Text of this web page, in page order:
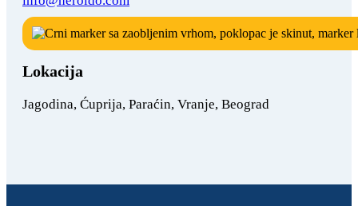
Lokacija
Jagodina, Ćuprija, Paraćin, Vranje, Beograd